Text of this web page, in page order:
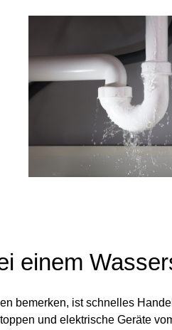
einem
bemerken, ist schnelles
und elektrische Geräte